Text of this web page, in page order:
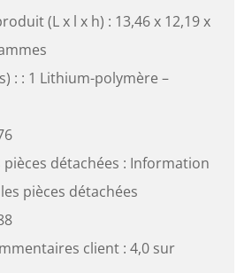
(L x l x h) : 13,46 x 12,19 x
: : 1 Lithium-polymère –
détachées : Information
pièces détachées
client : 4,0 sur